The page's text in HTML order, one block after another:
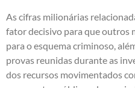
As cifras milionárias
fator decisivo para que outros
para o esquema criminoso,
provas reunidas durante as
dos recursos movimentados